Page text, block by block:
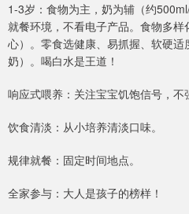
1-3岁：食物为主，奶为辅（约
就餐环境，不看电子产品。食物多
心）。零食选健康、易抓握、软硬
奶）。喝白水是王道！
响应式喂养：关注宝宝饥饱信号，不
饮食清淡：从小培养清淡口味。
规律就餐：固定时间地点。
全家参与：大人是孩子的榜样！